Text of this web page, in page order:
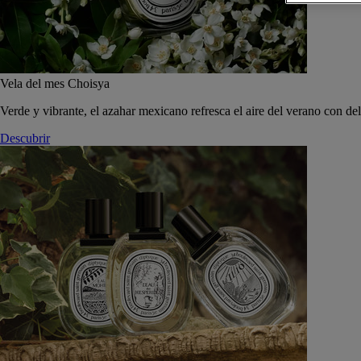
Vela del mes Choisya
Verde y vibrante, el azahar mexicano refresca el aire del verano con
Descubrir